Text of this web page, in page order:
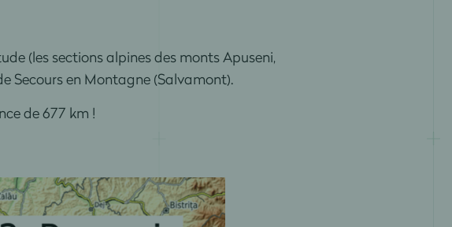
(les sections alpines des monts Apuseni,
Secours en Montagne (Salvamont).
de 677 km !